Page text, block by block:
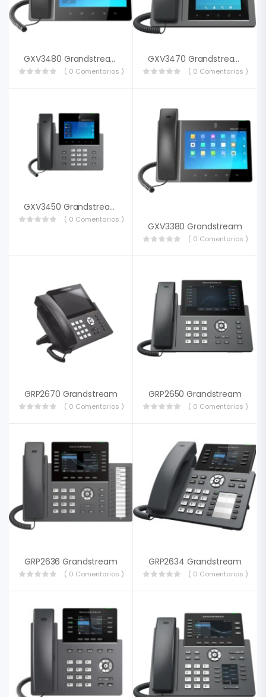
GXV3480 Grandstream
( 0 Comentarios )
GXV3470 Grandstream
( 0 Comentarios )
GXV3450 Grandstream
( 0 Comentarios )
GXV3380 Grandstream
( 0 Comentarios )
GRP2670 Grandstream
( 0 Comentarios )
GRP2650 Grandstream
( 0 Comentarios )
GRP2636 Grandstream
( 0 Comentarios )
GRP2634 Grandstream
( 0 Comentarios )